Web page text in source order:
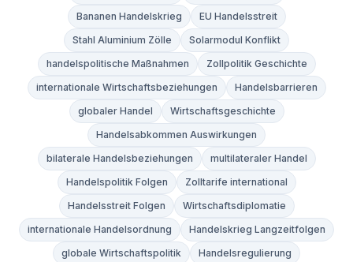
Bananen Handelskrieg
EU Handelsstreit
Stahl Aluminium Zölle
Solarmodul Konflikt
handelspolitische Maßnahmen
Zollpolitik Geschichte
internationale Wirtschaftsbeziehungen
Handelsbarrieren
globaler Handel
Wirtschaftsgeschichte
Handelsabkommen Auswirkungen
bilaterale Handelsbeziehungen
multilateraler Handel
Handelspolitik Folgen
Zolltarife international
Handelsstreit Folgen
Wirtschaftsdiplomatie
internationale Handelsordnung
Handelskrieg Langzeitfolgen
globale Wirtschaftspolitik
Handelsregulierung